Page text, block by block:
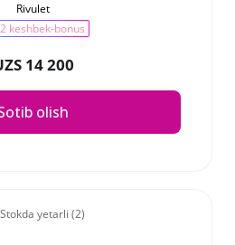
Rivulet
keshbek-bonus
14 200
olish
Stokda yetarli (2)